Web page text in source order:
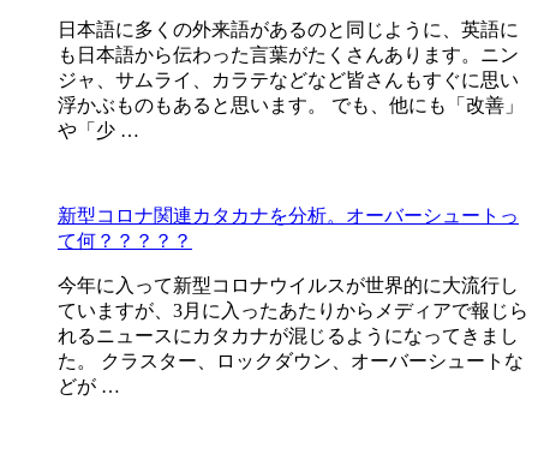
日本語に多くの外来語があるのと同じように、英語に
も日本語から伝わった言葉がたくさんあります。ニン
ジャ、サムライ、カラテなどなど皆さんもすぐに思い
浮かぶものもあると思います。 でも、他にも「改善」
や「少 …
新型コロナ関連カタカナを分析。オーバーシュートっ
て何？？？？？
今年に入って新型コロナウイルスが世界的に大流行し
ていますが、3月に入ったあたりからメディアで報じら
れるニュースにカタカナが混じるようになってきまし
た。 クラスター、ロックダウン、オーバーシュートな
どが …